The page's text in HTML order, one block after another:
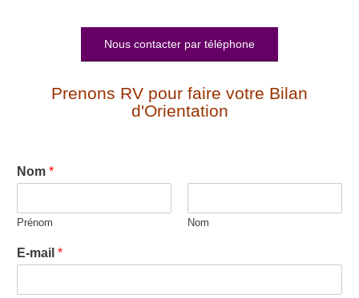
Nous contacter par téléphone
Prenons RV pour faire votre Bilan
d'Orientation
Nom *
Prénom Nom
E-mail *